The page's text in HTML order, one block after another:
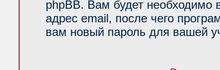
phpBB. Вам будет необходимо
адрес email, после чего
вам новый пароль для вашей